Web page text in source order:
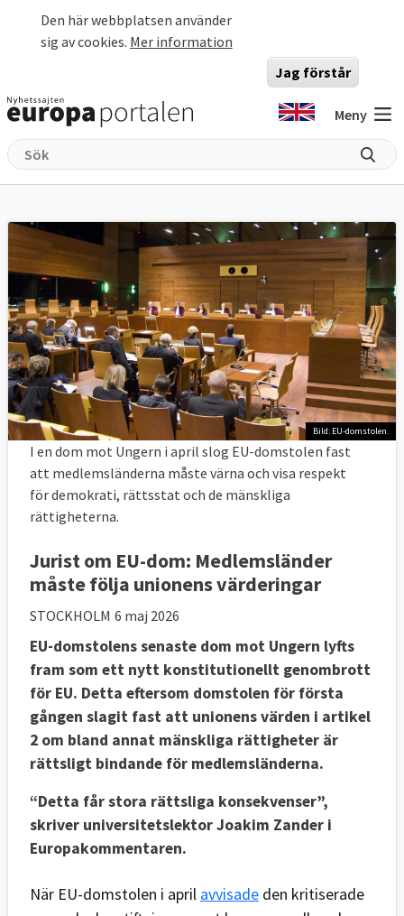
Den här webbplatsen använder
sig av cookies. Mer information
Jag förstår
Meny
Bild: EU-domstolen.
I en dom mot Ungern i april slog EU-domstolen fast
att medlemsländerna måste värna och visa respekt
för demokrati, rättsstat och de mänskliga
rättigheterna.
Jurist om EU-dom: Medlemsländer
måste följa unionens värderingar
STOCKHOLM 6 maj 2026
EU-domstolens senaste dom mot Ungern lyfts
fram som ett nytt konstitutionellt genombrott
för EU. Detta eftersom domstolen för första
gången slagit fast att unionens värden i artikel
2 om bland annat mänskliga rättigheter är
rättsligt bindande för medlemsländerna.
“Detta får stora rättsliga konsekvenser”,
skriver universitetslektor Joakim Zander i
Europakommentaren.
När EU-domstolen i april avvisade den kritiserade